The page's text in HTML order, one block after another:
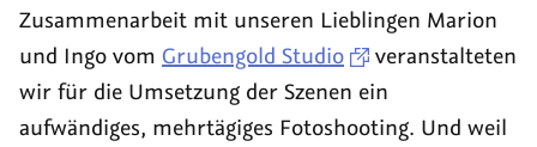
Zusammenarbeit mit unseren Lieblingen Marion
und Ingo vom Grubengold Studio
veranstalteten
wir für die Umsetzung der Szenen ein
aufwändiges, mehrtägiges Fotoshooting. Und weil